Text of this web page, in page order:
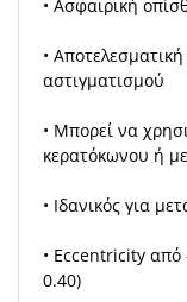
• Ασφαιρική
•
αστιγματισμού
• Μπορεί να
κερατόκωνου ή
• Ιδανικός για
• Eccentricity
0.40)